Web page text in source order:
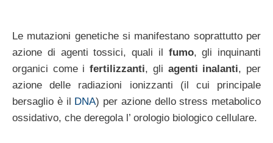
Le mutazioni genetiche si manifestano soprattutto per
azione di agenti tossici, quali il fumo, gli inquinanti
organici come ifertilizzanti, gli agenti inalanti, per
azione delle radiazioni ionizzanti (il cui principale
bersaglio è il DNA) per azione dello stress metabolico
ossidativo, che deregola l’ orologio biologico cellulare.